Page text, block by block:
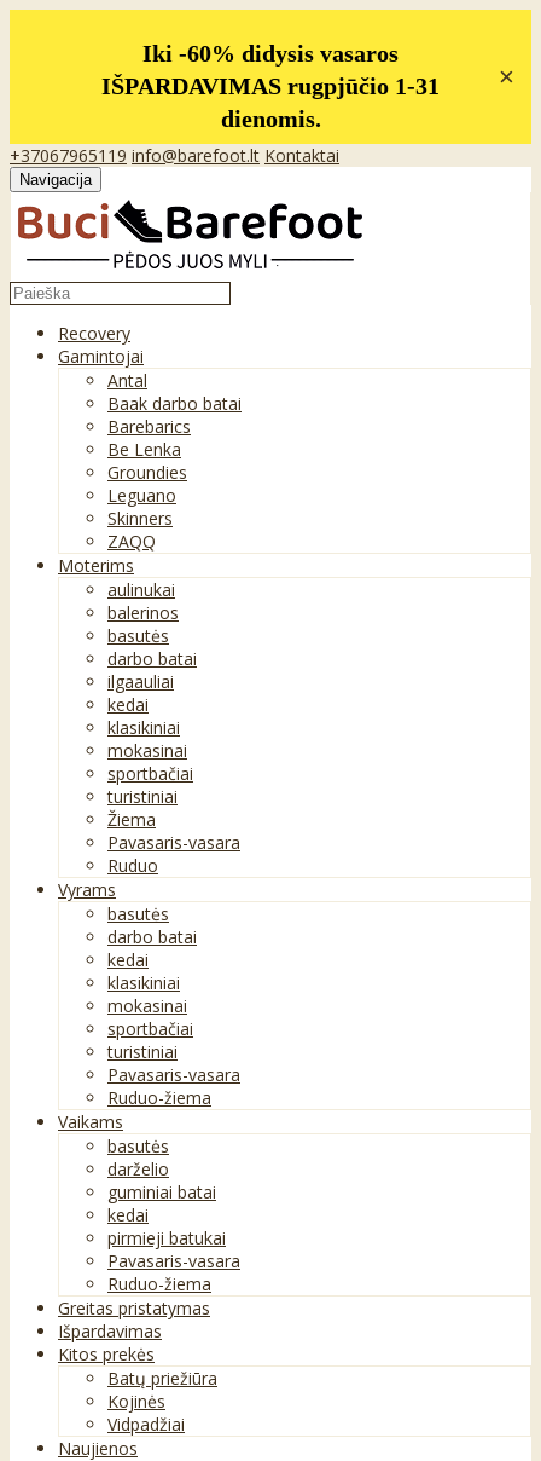
Iki -60% didysis vasaros
IŠPARDAVIMAS rugpjūčio 1-31
dienomis.
×
+37067965119 info@barefoot.lt Kontaktai
Navigacija
Recovery
Gamintojai
Antal
Baak darbo batai
Barebarics
Be Lenka
Groundies
Leguano
Skinners
ZAQQ
Moterims
aulinukai
balerinos
basutės
darbo batai
ilgaauliai
kedai
klasikiniai
mokasinai
sportbačiai
turistiniai
Žiema
Pavasaris-vasara
Ruduo
Vyrams
basutės
darbo batai
kedai
klasikiniai
mokasinai
sportbačiai
turistiniai
Pavasaris-vasara
Ruduo-žiema
Vaikams
basutės
darželio
guminiai batai
kedai
pirmieji batukai
Pavasaris-vasara
Ruduo-žiema
Greitas pristatymas
Išpardavimas
Kitos prekės
Batų priežiūra
Kojinės
Vidpadžiai
Naujienos